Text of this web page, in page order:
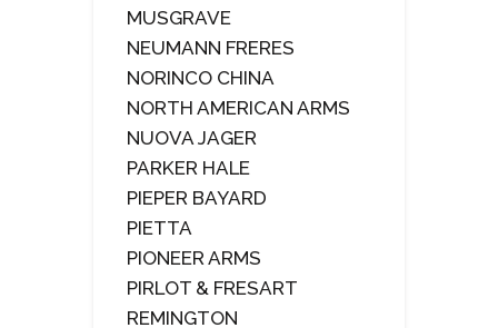
MUSGRAVE
NEUMANN FRERES
NORINCO CHINA
NORTH AMERICAN ARMS
NUOVA JAGER
PARKER HALE
PIEPER BAYARD
PIETTA
PIONEER ARMS
PIRLOT & FRESART
REMINGTON